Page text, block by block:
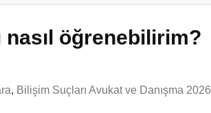
nasıl öğrenebilirim?
, Bilişim Suçları Avukat ve Danışma 2026